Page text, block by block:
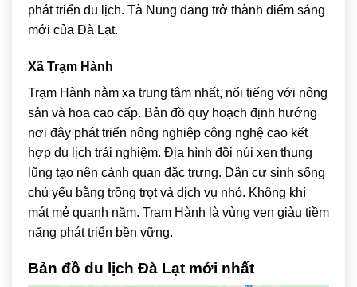
phát triển du lịch. Tà Nung đang trở thành điểm sáng
mới của Đà Lạt.
Xã Trạm Hành
Trạm Hành nằm xa trung tâm nhất, nổi tiếng với nông
sản và hoa cao cấp. Bản đồ quy hoạch định hướng
nơi đây phát triển nông nghiệp công nghệ cao kết
hợp du lịch trải nghiệm. Địa hình đồi núi xen thung
lũng tạo nên cảnh quan đặc trưng. Dân cư sinh sống
chủ yếu bằng trồng trọt và dịch vụ nhỏ. Không khí
mát mẻ quanh năm. Trạm Hành là vùng ven giàu tiềm
năng phát triển bền vững.
Bản đồ du lịch Đà Lạt mới nhất